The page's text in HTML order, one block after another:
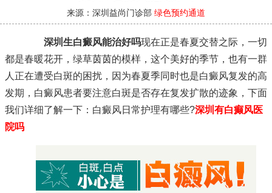
来源：深圳益尚门诊部 绿色预约通道
深圳生白癜风能治好吗现在正是春夏交替之际，一切
都是春暖花开，绿草茵茵的模样，这个美好的季节，也有一群
人正在遭受白斑的困扰，因为春夏季同时也是白癜风复发的高
发期，白癜风患者要注意白斑是否存在复发扩散的迹象，下面
我们详细了解一下：白癜风日常护理有哪些?深圳有白癫风医
院吗